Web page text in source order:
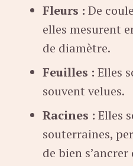
Fleurs : De
elles mesurent
de diamètre.
Feuilles : Elles
souvent velues.
Racines : Elles
souterraines,
de bien